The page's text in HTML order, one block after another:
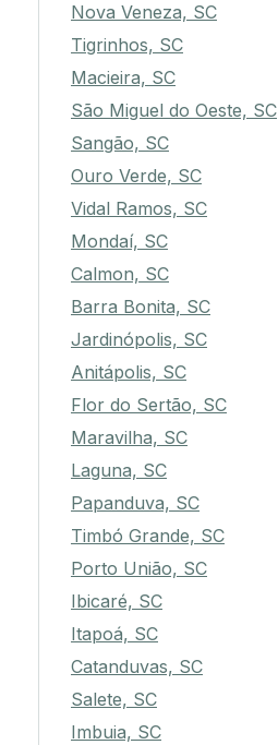
Nova Veneza, SC
Tigrinhos, SC
Macieira, SC
São Miguel do Oeste, SC
Sangão, SC
Ouro Verde, SC
Vidal Ramos, SC
Mondaí, SC
Calmon, SC
Barra Bonita, SC
Jardinópolis, SC
Anitápolis, SC
Flor do Sertão, SC
Maravilha, SC
Laguna, SC
Papanduva, SC
Timbó Grande, SC
Porto União, SC
Ibicaré, SC
Itapoá, SC
Catanduvas, SC
Salete, SC
Imbuia, SC